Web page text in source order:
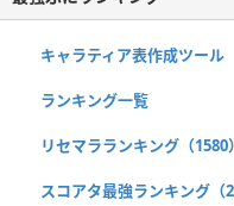
キャラティア表作成ツール
ランキング一覧
リセマラランキング（1580）
スコアタ最強ランキング（